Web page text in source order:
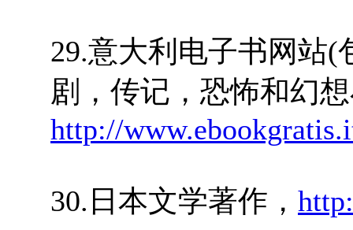
29.意大利电子书网站
剧，传记，恐怖和幻
http://
30.日本文学著作，